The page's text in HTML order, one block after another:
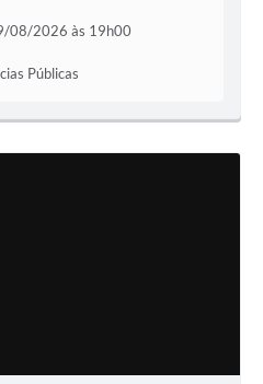
08/2026 às 19h00
Públicas